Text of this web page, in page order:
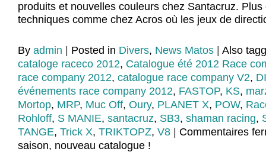
produits et nouvelles couleurs chez Santacruz. Plus
techniques comme chez Acros où les jeux de
By admin Posted in Divers, News Matos
Also
cataloge raceco 2012, Catalogue été 2012 Race
race company 2012, catalogue race company V2,
événements race company 2012, FASTOP, KS,
Mortop, MRP, Muc Off, Oury, PLANET X, POW,
Rohloff, S MANIE, santacruz, SB3, shaman racing,
TANGE, Trick X, TRIKTOPZ, V8
Commentaires
saison, nouveau catalogue !